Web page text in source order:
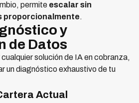
permite escalar sin
proporcionalmente.
y
de Datos
solución de IA en cobranza,
un diagnóstico exhaustivo de tu
Actual